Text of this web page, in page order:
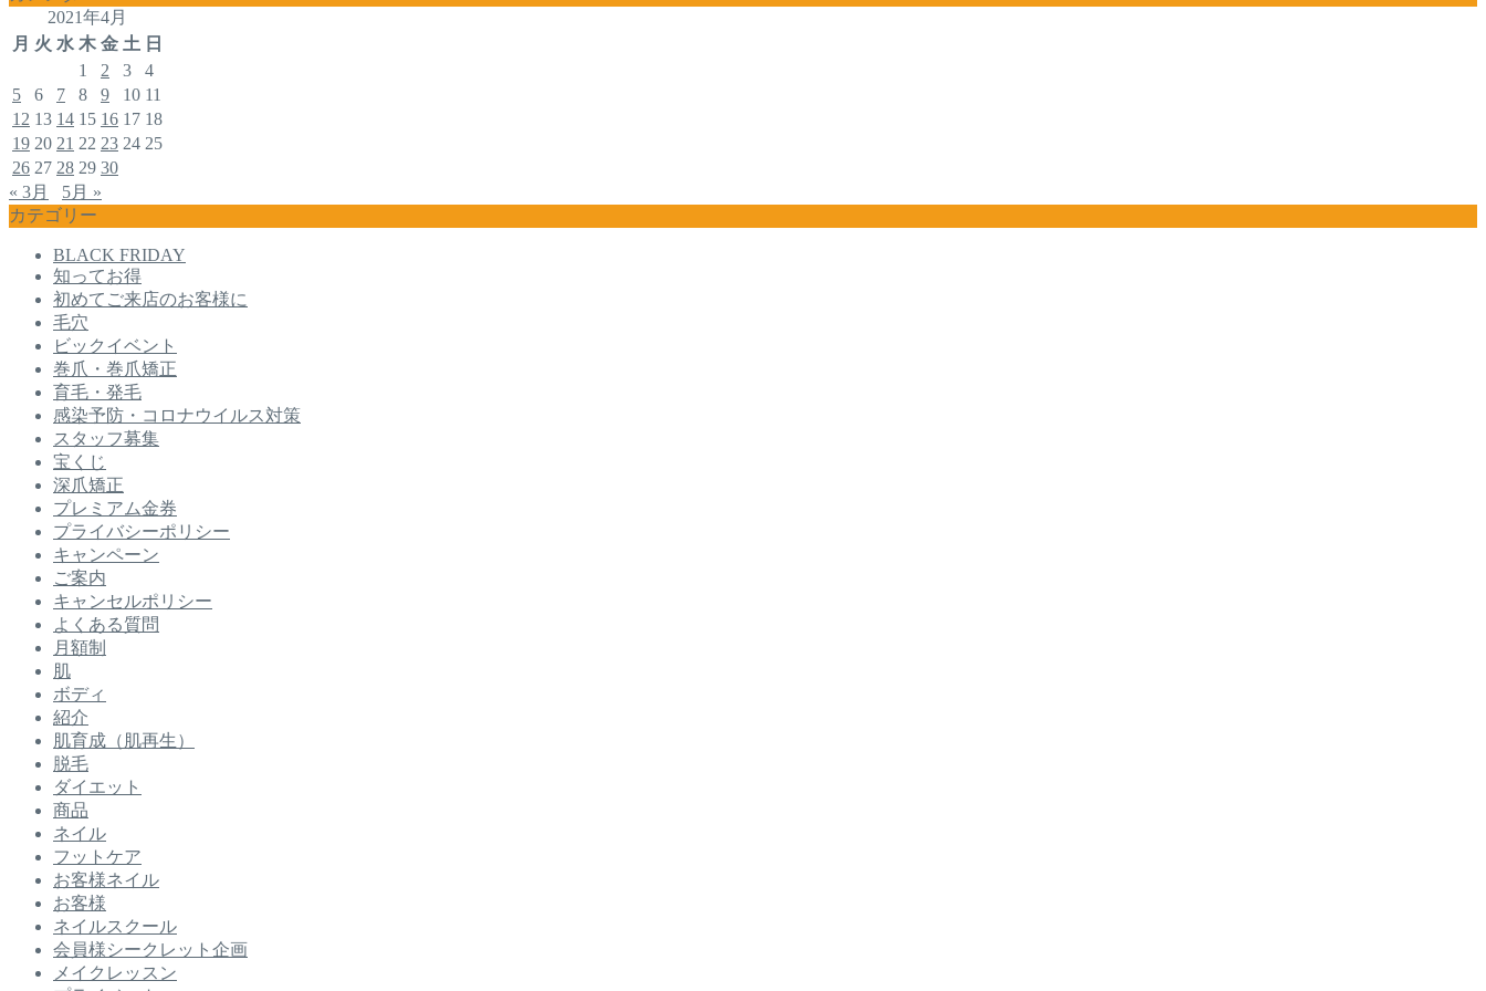
2021年4月
月 火 水 木 金 土 日
1
2 3
4
5
6 7 8 9 10 11
12 13 14 15 16 17 18
19 20 21 22 23 24 25
26 27 28 29 30
« 3月
5月 »
カテゴリー
BLACK FRIDAY
知ってお得
初めてご来店のお客様に
毛穴
ビックイベント
巻爪・巻爪矯正
育毛・発毛
感染予防・コロナウイルス対策
スタッフ募集
宝くじ
深爪矯正
プレミアム金券
プライバシーポリシー
キャンペーン
ご案内
キャンセルポリシー
よくある質問
月額制
肌
ボディ
紹介
肌育成（肌再生）
脱毛
ダイエット
商品
ネイル
フットケア
お客様ネイル
お客様
ネイルスクール
会員様シークレット企画
メイクレッスン